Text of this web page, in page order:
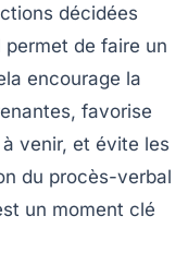
décidées
de faire un
encourage la
favorise
venir, et évite les
du procès-verbal
un moment clé